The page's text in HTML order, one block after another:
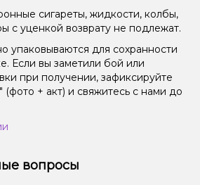
сигареты, жидкости, колбы,
с уценкой возврату не подлежат.
упаковываются для сохранности
Если вы заметили бой или
при получении, зафиксируйте
(фото + акт) и свяжитесь с нами до
вопросы